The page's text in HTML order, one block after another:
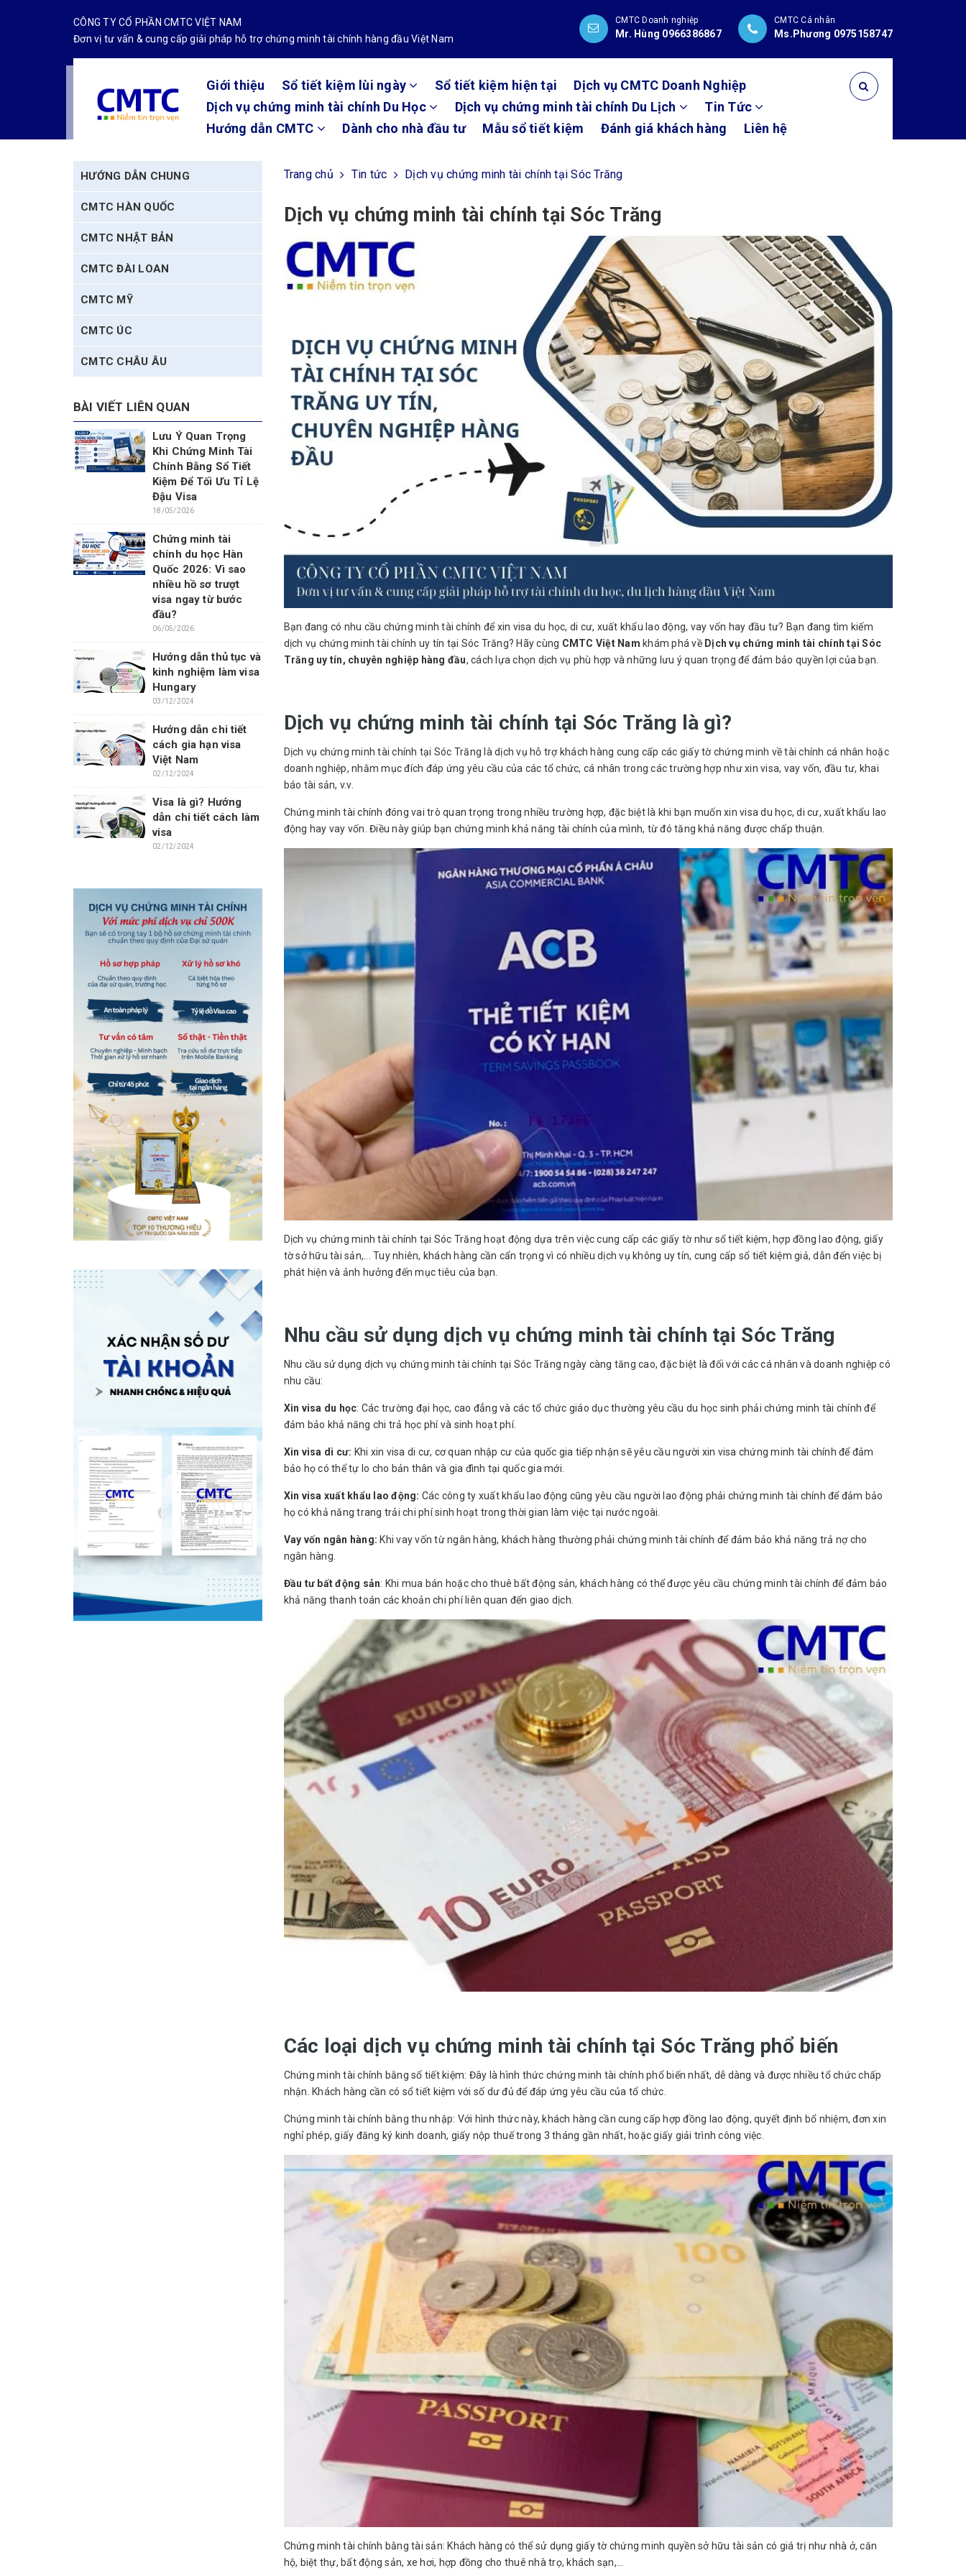
CÔNG TY CỔ PHẦN CMTC VIỆT NAM
Đơn vị tư vấn & cung cấp giải pháp hỗ trợ chứng minh tài chính hàng đầu Việt Nam
CMTC Doanh nghiệp
Mr. Hùng 0966386867
CMTC Cá nhân
Ms.Phương 0975158747
Giới thiệu Sổ tiết kiệm lùi ngày Sổ tiết kiệm hiện tại
Dịch vụ CMTC Doanh Nghiệp
Dịch vụ chứng minh tài chính Du Học
Dịch vụ chứng minh tài chính Du Lịch
Tin Tức
Hướng dẫn CMTC
Dành cho nhà đầu tư Mẫu sổ tiết kiệm Đánh giá khách hàng Liên hệ
Trang chủ Tin tức Dịch vụ chứng minh tài chính tại Sóc Trăng
Dịch vụ chứng minh tài chính tại Sóc Trăng
Bạn đang có nhu cầu chứng minh tài chính để xin visa du học, di cư, xuất khẩu lao động, vay vốn hay đầu tư? Bạn đang tìm kiếm
dịch vụ chứng minh tài chính uy tín tại Sóc Trăng? Hãy cùng CMTC Việt Nam khám phá về Dịch vụ chứng minh tài chính tại Sóc
Trăng uy tín, chuyên nghiệp hàng đầu, cách lựa chọn dịch vụ phù hợp và những lưu ý quan trọng để đảm bảo quyền lợi của bạn.
Dịch vụ chứng minh tài chính tại Sóc Trăng là gì?
Dịch vụ chứng minh tài chính tại Sóc Trăng là dịch vụ hỗ trợ khách hàng cung cấp các giấy tờ chứng minh về tài chính cá nhân hoặc
doanh nghiệp, nhằm mục đích đáp ứng yêu cầu của các tổ chức, cá nhân trong các trường hợp như xin visa, vay vốn, đầu tư, khai
báo tài sản, v.v.
Chứng minh tài chính đóng vai trò quan trọng trong nhiều trường hợp, đặc biệt là khi bạn muốn xin visa du học, di cư, xuất khẩu lao
động hay vay vốn. Điều này giúp bạn chứng minh khả năng tài chính của mình, từ đó tăng khả năng được chấp thuận.
Dịch vụ chứng minh tài chính tại Sóc Trăng hoạt động dựa trên việc cung cấp các giấy tờ như sổ tiết kiệm, hợp đồng lao động, giấy
tờ sở hữu tài sản,... Tuy nhiên, khách hàng cần cẩn trọng vì có nhiều dịch vụ không uy tín, cung cấp sổ tiết kiệm giả, dẫn đến việc bị
phát hiện và ảnh hưởng đến mục tiêu của bạn.
Nhu cầu sử dụng dịch vụ chứng minh tài chính tại Sóc Trăng
Nhu cầu sử dụng dịch vụ chứng minh tài chính tại Sóc Trăng ngày càng tăng cao, đặc biệt là đối với các cá nhân và doanh nghiệp có
nhu cầu:
Xin visa du học: Các trường đại học, cao đẳng và các tổ chức giáo dục thường yêu cầu du học sinh phải chứng minh tài chính để
đảm bảo khả năng chi trả học phí và sinh hoạt phí.
Xin visa di cư: Khi xin visa di cư, cơ quan nhập cư của quốc gia tiếp nhận sẽ yêu cầu người xin visa chứng minh tài chính để đảm
bảo họ có thể tự lo cho bản thân và gia đình tại quốc gia mới.
Xin visa xuất khẩu lao động: Các công ty xuất khẩu lao động cũng yêu cầu người lao động phải chứng minh tài chính để đảm bảo
họ có khả năng trang trải chi phí sinh hoạt trong thời gian làm việc tại nước ngoài.
Vay vốn ngân hàng: Khi vay vốn từ ngân hàng, khách hàng thường phải chứng minh tài chính để đảm bảo khả năng trả nợ cho
ngân hàng.
Đầu tư bất động sản: Khi mua bán hoặc cho thuê bất động sản, khách hàng có thể được yêu cầu chứng minh tài chính để đảm bảo
khả năng thanh toán các khoản chi phí liên quan đến giao dịch.
Các loại dịch vụ chứng minh tài chính tại Sóc Trăng phổ biến
Chứng minh tài chính bằng sổ tiết kiệm: Đây là hình thức chứng minh tài chính phổ biến nhất, dễ dàng và được nhiều tổ chức chấp
nhận. Khách hàng cần có sổ tiết kiệm với số dư đủ để đáp ứng yêu cầu của tổ chức.
Chứng minh tài chính bằng thu nhập: Với hình thức này, khách hàng cần cung cấp hợp đồng lao động, quyết định bổ nhiệm, đơn xin
nghỉ phép, giấy đăng ký kinh doanh, giấy nộp thuế trong 3 tháng gần nhất, hoặc giấy giải trình công việc.
Chứng minh tài chính bằng tài sản: Khách hàng có thể sử dụng giấy tờ chứng minh quyền sở hữu tài sản có giá trị như nhà ở, căn
hộ, biệt thự, bất động sản, xe hơi, hợp đồng cho thuê nhà trọ, khách sạn,...
HƯỚNG DẪN CHUNG
CMTC HÀN QUỐC
CMTC NHẬT BẢN
CMTC ĐÀI LOAN
CMTC MỸ
CMTC ÚC
CMTC CHÂU ÂU
BÀI VIẾT LIÊN QUAN
Lưu Ý Quan Trọng
Khi Chứng Minh Tài
Chính Bằng Sổ Tiết
Kiệm Để Tối Ưu Tỉ Lệ
Đậu Visa
18/05/2026
Chứng minh tài
chính du học Hàn
Quốc 2026: Vì sao
nhiều hồ sơ trượt
visa ngay từ bước
đầu?
06/05/2026
Hướng dẫn thủ tục và
kinh nghiệm làm visa
Hungary
03/12/2024
Hướng dẫn chi tiết
cách gia hạn visa
Việt Nam
02/12/2024
Visa là gì? Hướng
dẫn chi tiết cách làm
visa
02/12/2024